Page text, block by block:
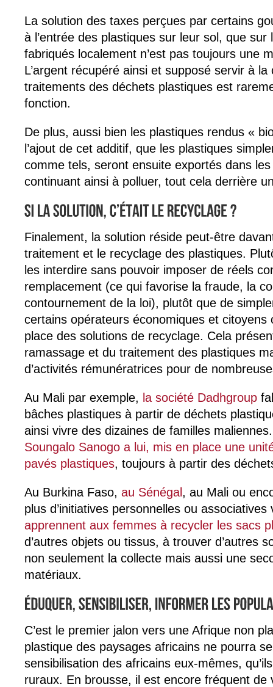
La solution des taxes perçues par certains
à l’entrée des plastiques sur leur sol, que sur
fabriqués localement n’est pas toujours une
L’argent récupéré ainsi et supposé servir à la
traitements des déchets plastiques est
fonction.
De plus, aussi bien les plastiques rendus «
l’ajout de cet additif, que les plastiques
comme tels, seront ensuite exportés dans
continuant ainsi à polluer, tout cela derrière
Finalement, la solution réside peut-être
traitement et le recyclage des plastiques.
les interdire sans pouvoir imposer de réels
remplacement (ce qui favorise la fraude, la
contournement de la loi), plutôt que de
certains opérateurs économiques et
place des solutions de recyclage. Cela
ramassage et du traitement des plastiques
d’activités rémunératrices pour de
Au Mali par exemple, la société Dadhgroup
bâches plastiques à partir de déchets
ainsi vivre des dizaines de familles
Soungalo Sanogo a lui, mis en place une
pavés plastiques, toujours à partir des
Au Burkina Faso, au Sénégal , au Mali ou
plus d’initiatives personnelles ou
apprennent aux femmes à recycler les sacs
d’autres objets ou tissus, à trouver d’autres
non seulement la collecte mais aussi une
matériaux.
C’est le premier jalon vers une Afrique non
plastique des paysages africains ne pourra
sensibilisation des africains eux-mêmes,
ruraux. En brousse, il est encore fréquent de